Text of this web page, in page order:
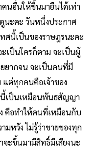
คนอื่นให้ขึ้นมายืนได้เท่า
นะคะ วันหนึ่งประกาศ
นี้เป็นของราษฎรนะคะ
เป็นใครก็ตาม จะเป็นผู้
ยากจน จะเป็นคนที่มี
แต่ทุกคนคือเจ้าของ
เป็นเหมือนพันธสัญญา
คือทำให้คนที่เหมือนกับ
มหวัง ไม่รู้ว่าขายของทุก
ะขึ้นมามีสิทธิ์มีเสียงนะ